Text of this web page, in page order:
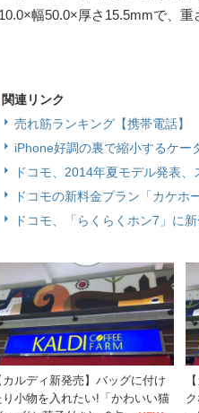
幅50.0×厚さ15.5mmで、重
関連リンク
売れ筋ランキング【携帯電話】
iPhone好調の裏で縮小するケ
ドコモ、2014年夏モデル発表
ドコモの新料金プラン「カケ
ドコモ、「らくらくホン7」に